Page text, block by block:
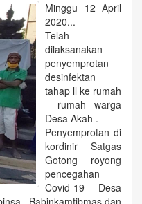
Minggu 12 April
2020...
Telah
dilaksanakan
penyemprotan
desinfektan
tahap ll ke rumah
- rumah warga
Desa Akah .
Penyemprotan di
kordinir Satgas
Gotong royong
pencegahan
Covid-19 Desa
, Babinkamtibmas dan